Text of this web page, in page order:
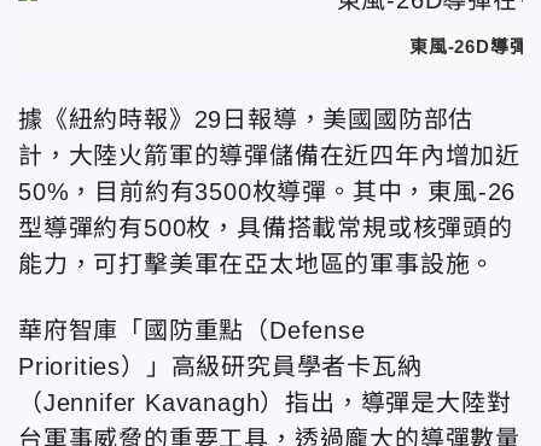
東風-26D導彈
據《紐約時報》29日報導， 美國國防部估
計，大陸火箭軍的導彈儲備在近四年內增加近
50%，目前約有3500枚導彈。其中，東風-26
型導彈約有500枚，具備搭載常規或核彈頭的
能力，可打擊美軍在亞太地區的軍事設施。
華府智庫「國防重點（Defense
Priorities）」 高級研究員學者卡瓦納
（Jennifer Kavanagh）指出，導彈是大陸對
台軍事威脅的重要工具，透過龐大的導彈數量